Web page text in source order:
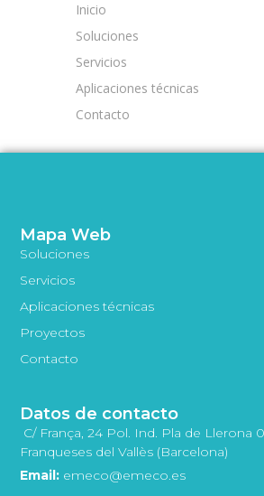
Inicio
Soluciones
Servicios
Aplicaciones técnicas
Contacto
Mapa Web
Soluciones
Servicios
Aplicaciones técnicas
Proyectos
Contacto
Datos de contacto
C/ França, 24 Pol. Ind. Pla de Llerona
Franqueses del Vallès (Barcelona)
Email: emeco@emeco.es